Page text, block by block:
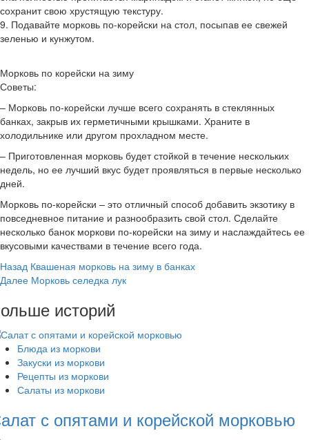
сохранит свою хрустящую текстуру.
9. Подавайте морковь по-корейски на стол, посыпав ее свежей
зеленью и кунжутом.
Морковь по корейски на зиму
Советы:
– Морковь по-корейски лучше всего сохранять в стеклянных
банках, закрыв их герметичными крышками. Храните в
холодильнике или другом прохладном месте.
– Приготовленная морковь будет стойкой в течение нескольких
недель, но ее лучший вкус будет проявляться в первые несколько
дней.
Морковь по-корейски – это отличный способ добавить экзотику в
повседневное питание и разнообразить свой стол. Сделайте
несколько банок моркови по-корейски на зиму и наслаждайтесь ее
вкусовыми качествами в течение всего года.
Post
Navigation
Назад Квашеная морковь на зиму в банках
Далее Морковь селедка лук
историй
Блюда из моркови
Закуски из моркови
Рецепты из моркови
Салаты из моркови
с опятами и корейской морковью